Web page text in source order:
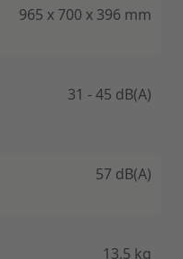
965 x 700 x 396 mm
31 - 45 dB(A)
57 dB(A)
13.5 kg